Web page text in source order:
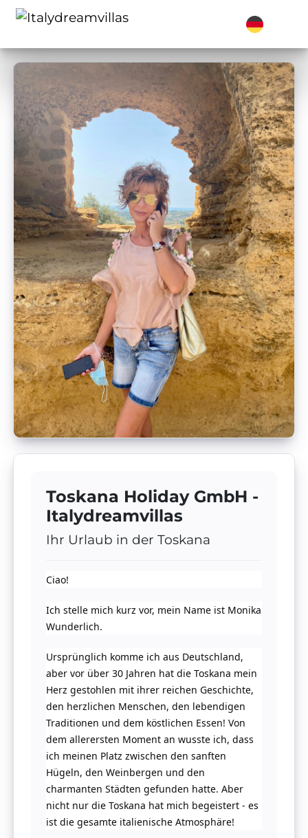
Toskana Holiday GmbH -
Italydreamvillas
Ihr Urlaub in der Toskana
Ciao!
Ich stelle mich kurz vor, mein Name ist Monika
Wunderlich.
Ursprünglich komme ich aus Deutschland,
aber vor über 30 Jahren hat die Toskana mein
Herz gestohlen mit ihrer reichen Geschichte,
den herzlichen Menschen, den lebendigen
Traditionen und dem köstlichen Essen! Von
dem allerersten Moment an wusste ich, dass
ich meinen Platz zwischen den sanften
Hügeln, den Weinbergen und den
charmanten Städten gefunden hatte. Aber
nicht nur die Toskana hat mich begeistert - es
ist die gesamte italienische Atmosphäre!